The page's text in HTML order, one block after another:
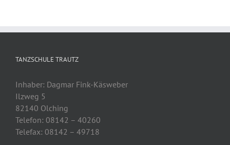
TANZSCHULE TRAUTZ
Inhaber: Dagmar Fink-Käsweber
Ilzweg 5
82140 Olching
Telefon: 08142 – 40260
Telefax: 08142 – 49718